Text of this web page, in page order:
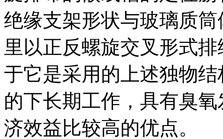
绝缘支架形状与玻璃质
里以正反螺旋交叉形式
于它是采用的上述独物
的下长期工作，具有臭
济效益比较高的优点。